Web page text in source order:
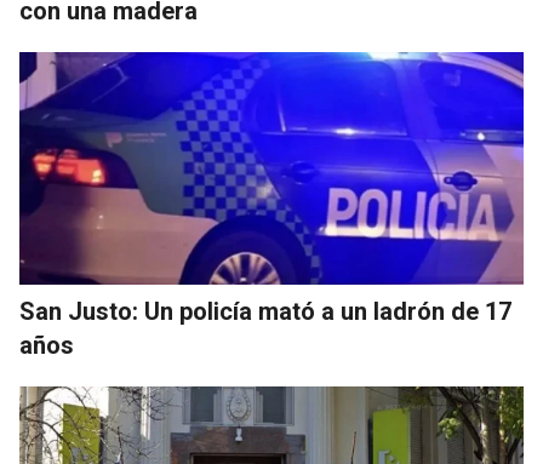
con una madera
San Justo: Un policía mató a un ladrón de 17
años